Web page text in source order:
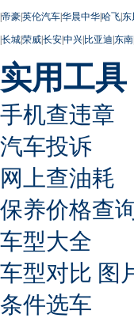
|帝豪|英伦汽车|华晨中华|哈飞|东
|长城|荣威|长安|中兴|比亚迪|东南
实用工具
手机查违章
汽车投诉
网上查油耗
保养价格查
车型大全
车型对比 图
条件选车